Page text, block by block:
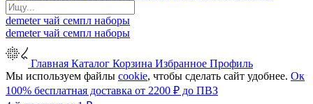
demeterчай семпл наборы
demeterчай семпл наборы
Главная Каталог Корзина Избранное Профиль
Мы используем файлы cookie, чтобы сделать сайт удобнее. Ок
100% бесплатная доставка от 2200 ₽ до ПВЗ